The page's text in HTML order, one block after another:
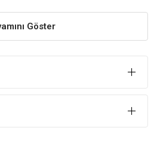
Kulübesi Kapılı Yararları
Göster